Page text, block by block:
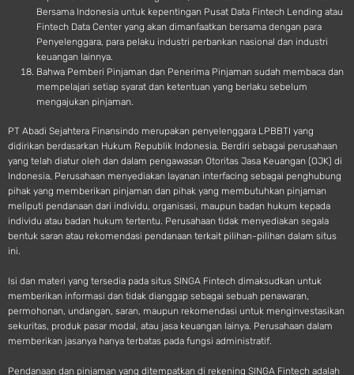
Bersama Indonesia untuk kepentingan Pusat Data Fintech Lending atau
Fintech Data Center yang akan dimanfaatkan bersama dengan para
Penyelenggara, para pelaku industri perbankan nasional dan industri
keuangan lainnya.
Bahwa Pemberi Pinjaman dan Penerima Pinjaman sudah membaca dan
mempelajari setiap syarat dan ketentuan yang berlaku sebelum
mengajukan pinjaman.
PT Abadi Sejahtera Finansindo merupakan penyelenggara LPBBTI yang
didirikan berdasarkan Hukum Republik Indonesia. Berdiri sebagai perusahaan
yang telah diatur oleh dan dalam pengawasan Otoritas Jasa Keuangan (OJK) di
Indonesia, Perusahaan menyediakan layanan interfacing sebagai penghubung
pihak yang memberikan pinjaman dan pihak yang membutuhkan pinjaman
meliputi pendanaan dari individu, organisasi, maupun badan hukum kepada
individu atau badan hukum tertentu. Perusahaan tidak menyediakan segala
bentuk saran atau rekomendasi pendanaan terkait pilihan-pilihan dalam situs
ini.
Isi dan materi yang tersedia pada situs SINGA Fintech dimaksudkan untuk
memberikan informasi dan tidak dianggap sebagai sebuah penawaran,
permohonan, undangan, saran, maupun rekomendasi untuk menginvestasikan
sekuritas, produk pasar modal, atau jasa keuangan lainya. Perusahaan dalam
memberikan jasanya hanya terbatas pada fungsi administratif.
Pendanaan dan pinjaman yang ditempatkan di rekening SINGA Fintech adalah